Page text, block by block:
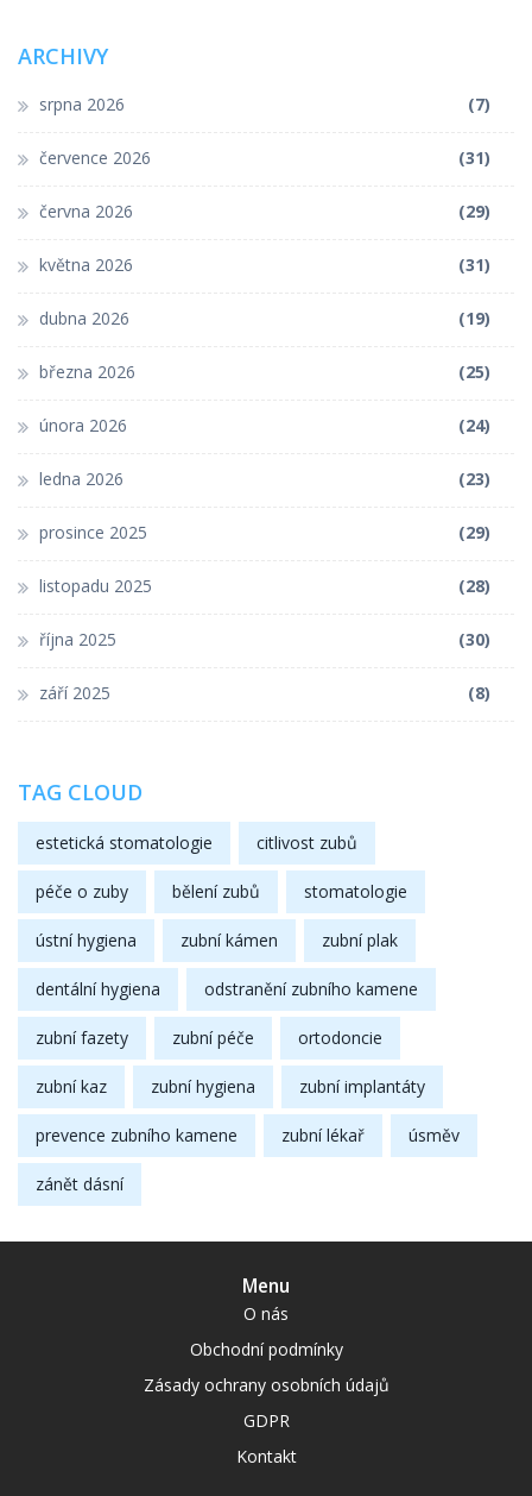
ARCHIVY
srpna 2026 (7)
července 2026 (31)
června 2026 (29)
května 2026 (31)
dubna 2026 (19)
března 2026 (25)
února 2026 (24)
ledna 2026 (23)
prosince 2025 (29)
listopadu 2025 (28)
října 2025 (30)
září 2025 (8)
TAG CLOUD
estetická stomatologie citlivost zubů
péče o zuby bělení zubů stomatologie
ústní hygiena zubní kámen zubní plak
dentální hygiena odstranění zubního kamene
zubní fazety zubní péče ortodoncie
zubní kaz zubní hygiena zubní implantáty
prevence zubního kamene zubní lékař úsměv
zánět dásní
Menu
O nás
Obchodní podmínky
Zásady ochrany osobních údajů
GDPR
Kontakt